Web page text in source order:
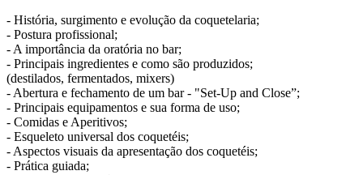
- História, surgimento e evolução da coquetelaria;
- Postura profissional;
- A importância da oratória no bar;
- Principais ingredientes e como são produzidos;
(destilados, fermentados, mixers)
- Abertura e fechamento de um bar - "Set-Up and Close”;
- Principais equipamentos e sua forma de uso;
- Comidas e Aperitivos;
- Esqueleto universal dos coquetéis;
- Aspectos visuais da apresentação dos coquetéis;
- Prática guiada;